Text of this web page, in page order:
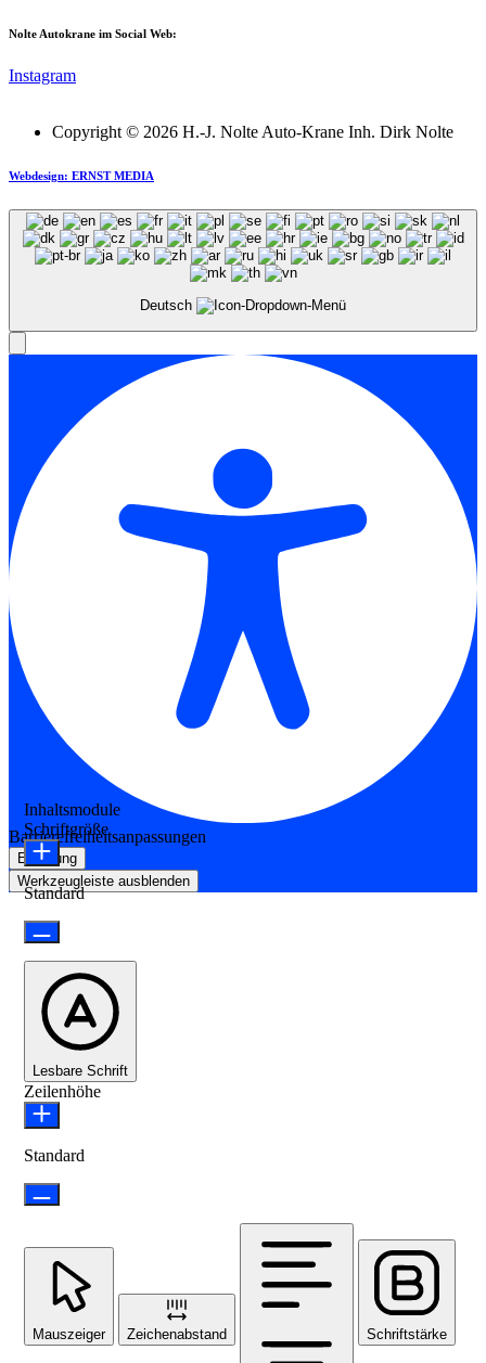
Nolte Autokrane im Social Web:
Instagram
Copyright © 2026 H.-J. Nolte Auto-Krane Inh. Dirk Nolte
Webdesign: ERNST MEDIA
Deutsch
Barrierefreiheitsanpassungen
Erklärung
Werkzeugleiste ausblenden
Inhaltsmodule
Schriftgröße
Standard
Lesbare Schrift
Zeilenhöhe
Standard
Mauszeiger Zeichenabstand Schriftstärke